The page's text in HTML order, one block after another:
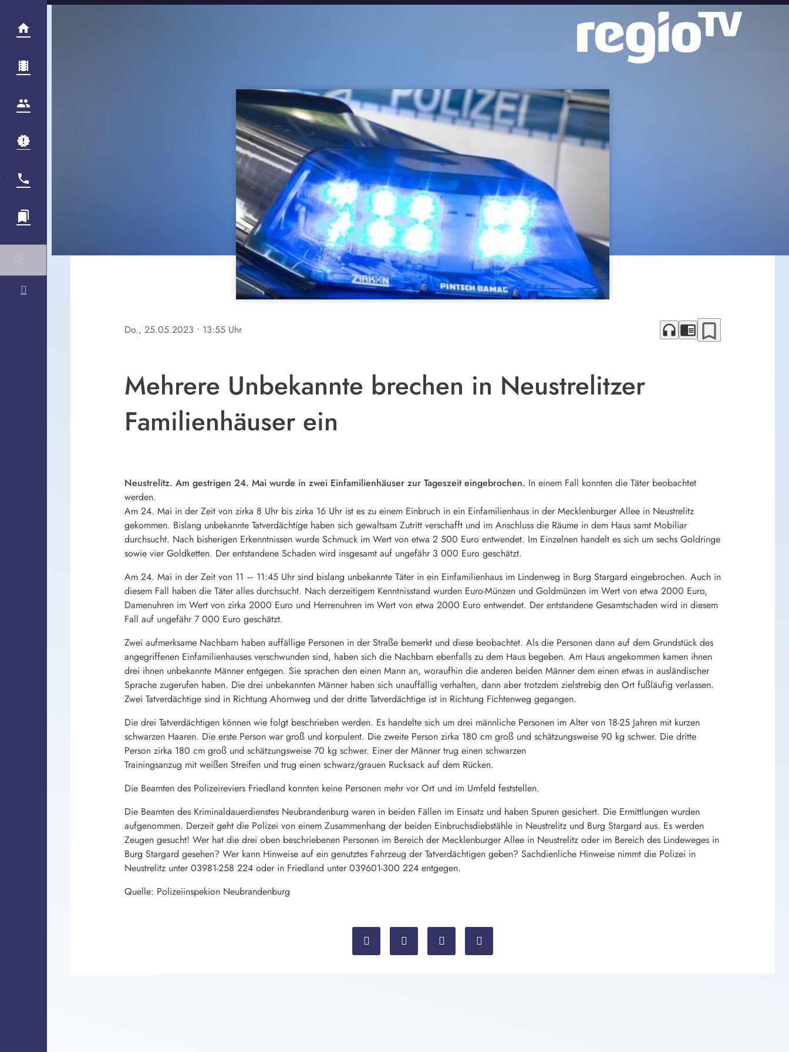
Do., 25.05.2023 • 13:55 Uhr headphones chrome_reader_mode bookmark_border
Mehrere Unbekannte brechen in Neustrelitzer
Familienhäuser ein
Neustrelitz. Am gestrigen 24. Mai wurde in zwei Einfamilienhäuser zur Tageszeit eingebrochen. In einem Fall konnten die Täter beobachtet
werden.
Am 24. Mai in der Zeit von zirka 8 Uhr bis zirka 16 Uhr ist es zu einem Einbruch in ein Einfamilienhaus in der Mecklenburger Allee in Neustrelitz
gekommen. Bislang unbekannte Tatverdächtige haben sich gewaltsam Zutritt verschafft und im Anschluss die Räume in dem Haus samt Mobiliar
durchsucht. Nach bisherigen Erkenntnissen wurde Schmuck im Wert von etwa 2 500 Euro entwendet. Im Einzelnen handelt es sich um sechs Goldringe
sowie vier Goldketten. Der entstandene Schaden wird insgesamt auf ungefähr 3 000 Euro geschätzt.
Am 24. Mai in der Zeit von 11 – 11:45 Uhr sind bislang unbekannte Täter in ein Einfamilienhaus im Lindenweg in Burg Stargard eingebrochen. Auch in
diesem Fall haben die Täter alles durchsucht. Nach derzeitigem Kenntnisstand wurden Euro-Münzen und Goldmünzen im Wert von etwa 2000 Euro,
Damenuhren im Wert von zirka 2000 Euro und Herrenuhren im Wert von etwa 2000 Euro entwendet. Der entstandene Gesamtschaden wird in diesem
Fall auf ungefähr 7 000 Euro geschätzt.
Zwei aufmerksame Nachbarn haben auffällige Personen in der Straße bemerkt und diese beobachtet. Als die Personen dann auf dem Grundstück des
angegriffenen Einfamilienhauses verschwunden sind, haben sich die Nachbarn ebenfalls zu dem Haus begeben. Am Haus angekommen kamen ihnen
drei ihnen unbekannte Männer entgegen. Sie sprachen den einen Mann an, woraufhin die anderen beiden Männer dem einen etwas in ausländischer
Sprache zugerufen haben. Die drei unbekannten Männer haben sich unauffällig verhalten, dann aber trotzdem zielstrebig den Ort fußläufig verlassen.
Zwei Tatverdächtige sind in Richtung Ahornweg und der dritte Tatverdächtige ist in Richtung Fichtenweg gegangen.
Die drei Tatverdächtigen können wie folgt beschrieben werden. Es handelte sich um drei männliche Personen im Alter von 18-25 Jahren mit kurzen
schwarzen Haaren. Die erste Person war groß und korpulent. Die zweite Person zirka 180 cm groß und schätzungsweise 90 kg schwer. Die dritte
Person zirka 180 cm groß und schätzungsweise 70 kg schwer. Einer der Männer trug einen schwarzen
Trainingsanzug mit weißen Streifen und trug einen schwarz/grauen Rucksack auf dem Rücken.
Die Beamten des Polizeireviers Friedland konnten keine Personen mehr vor Ort und im Umfeld feststellen.
Die Beamten des Kriminaldauerdienstes Neubrandenburg waren in beiden Fällen im Einsatz und haben Spuren gesichert. Die Ermittlungen wurden
aufgenommen. Derzeit geht die Polizei von einem Zusammenhang der beiden Einbruchsdiebstähle in Neustrelitz und Burg Stargard aus. Es werden
Zeugen gesucht! Wer hat die drei oben beschriebenen Personen im Bereich der Mecklenburger Allee in Neustrelitz oder im Bereich des Lindeweges in
Burg Stargard gesehen? Wer kann Hinweise auf ein genutztes Fahrzeug der Tatverdächtigen geben? Sachdienliche Hinweise nimmt die Polizei in
Neustrelitz unter 03981-258 224 oder in Friedland unter 039601-300 224 entgegen.
Quelle: Polizeiinspekion Neubrandenburg